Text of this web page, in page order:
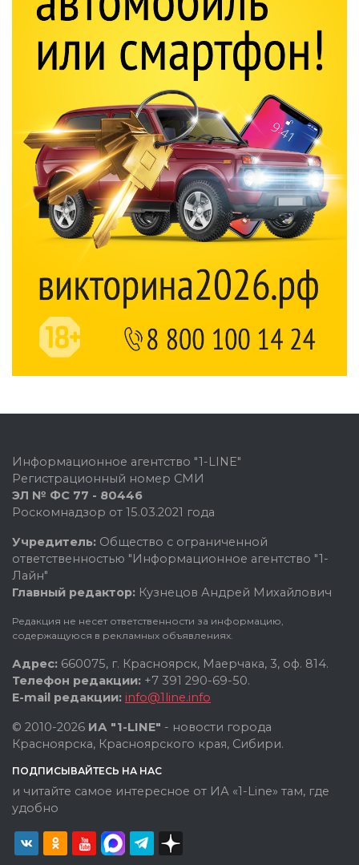
Информационное агентство "1-LINE"
Регистрационный номер СМИ
ЭЛ № ФС 77 - 80446
Роскомнадзор от 15.03.2021 года
Учредитель: Общество с ограниченной
ответственностью "Информационное агентство "1-
Лайн"
Главный редактор: Кузнецов Андрей Михайлович
Редакция не несет ответственности за информацию,
содержащуюся в рекламных объявлениях.
Адрес: 660075, г. Красноярск, Маерчака, 3, оф. 814.
Телефон редакции: +7 391 290-69-50.
E-mail редакции: info@1line.info
© 2010-2026 ИА "1-LINE" - новости города
Красноярска, Красноярского края, Сибири.
ПОДПИСЫВАЙТЕСЬ НА НАС
и читайте самое интересное от ИА «1-Line» там, где
удобно